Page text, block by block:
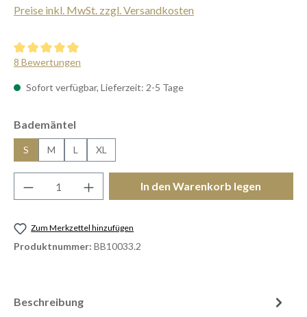
Preise inkl. MwSt. zzgl. Versandkosten
Durchschnittliche Bewertung von 4.88 von 5 Sternen
8 Bewertungen
Sofort verfügbar, Lieferzeit: 2-5 Tage
Bademäntel
S M L XL
Produkt Anzahl: Gib den gewünschten
In den Warenkorb legen
Zum Merkzettel hinzufügen
Produktnummer: BB10033.2
Beschreibung